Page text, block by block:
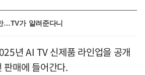
…TV가 알려준다니
년 AI TV 신제품 라인업을 공개
매에 들어간다.